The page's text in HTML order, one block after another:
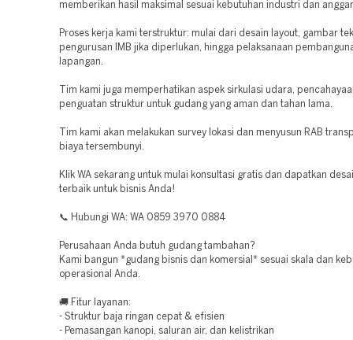
memberikan hasil maksimal sesuai kebutuhan industri dan
Proses kerja kami terstruktur: mulai dari desain layout, gambar
pengurusan IMB jika diperlukan, hingga pelaksanaan
lapangan.
Tim kami juga memperhatikan aspek sirkulasi udara,
penguatan struktur untuk gudang yang aman dan tahan lama.
Tim kami akan melakukan survey lokasi dan menyusun RAB
biaya tersembunyi.
Klik WA sekarang untuk mulai konsultasi gratis dan dapatkan
terbaik untuk bisnis Anda!
📞 Hubungi WA: WA 0859 3970 0884
Perusahaan Anda butuh gudang tambahan?
Kami bangun *gudang bisnis dan komersial* sesuai skala dan
operasional Anda.
🚚 Fitur layanan:
- Struktur baja ringan cepat & efisien
- Pemasangan kanopi, saluran air, dan kelistrikan